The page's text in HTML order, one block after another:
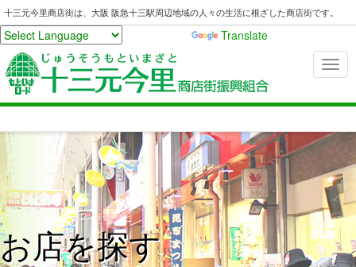
十三元今里商店街は、大阪 阪急十三駅周辺地域の人々の生活に根ざした商店街です。
Translate
お店を探す